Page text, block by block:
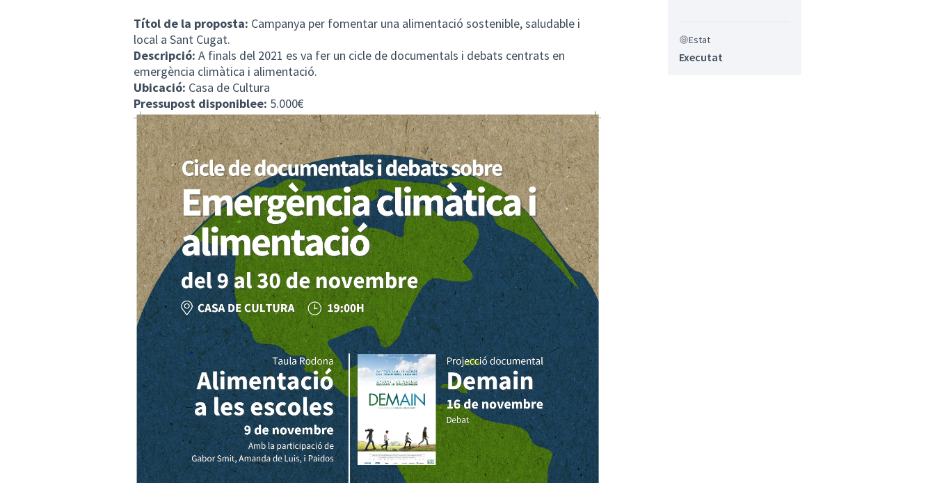
Títol de la proposta: Campanya per fomentar una alimentació sostenible, saludable i
local a Sant Cugat.
Descripció: A finals del 2021 es va fer un cicle de documentals i debats centrats en
emergència climàtica i alimentació.
Ubicació: Casa de Cultura
Pressupost disponiblee: 5.000€
Estat
Executat